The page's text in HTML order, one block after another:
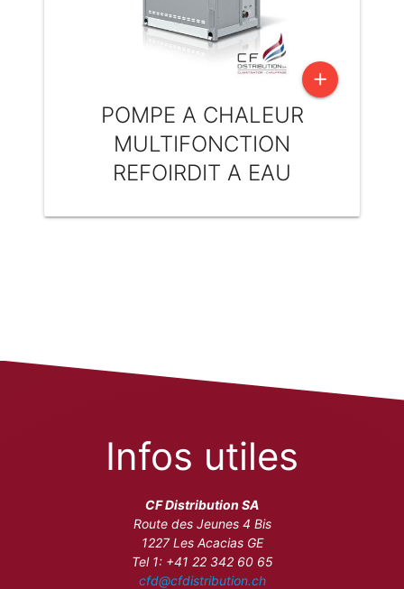
add
POMPE A CHALEUR
MULTIFONCTION
REFOIRDIT A EAU
Infos utiles
CF Distribution SA
Route des Jeunes 4 Bis
1227 Les Acacias GE
Tel 1: +41 22 342 60 65
cfd@cfdistribution.ch